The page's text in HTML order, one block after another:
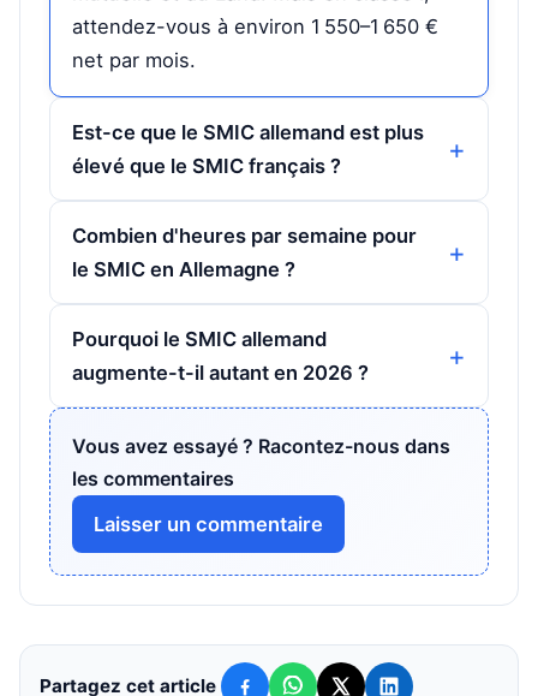
attendez-vous à environ 1 550–1 650 €
net par mois.
Est-ce que le SMIC allemand est plus
élevé que le SMIC français ?
Combien d'heures par semaine pour
le SMIC en Allemagne ?
Pourquoi le SMIC allemand
augmente-t-il autant en 2026 ?
Vous avez essayé ? Racontez-nous dans
les commentaires
Laisser un commentaire
Partagez cet article